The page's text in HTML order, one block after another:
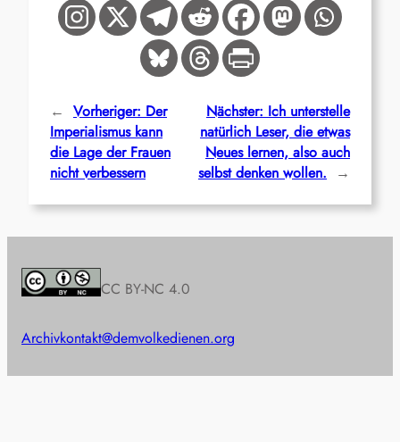
← Vorheriger: Der
Imperialismus kann
die Lage der Frauen
nicht verbessern
Nächster: Ich unterstelle
natürlich Leser, die etwas
Neues lernen, also auch
selbst denken wollen.
→
CC BY-NC 4.0
Archivkontakt@demvolkedienen.org